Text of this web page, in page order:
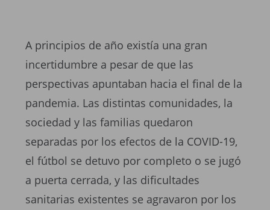
A principios de año existía una gran
incertidumbre a pesar de que las
perspectivas apuntaban hacia el final de la
pandemia. Las distintas comunidades, la
sociedad y las familias quedaron
separadas por los efectos de la COVID-19,
el fútbol se detuvo por completo o se jugó
a puerta cerrada, y las dificultades
sanitarias existentes se agravaron por los